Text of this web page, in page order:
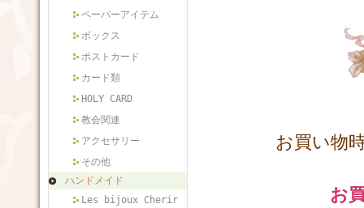
ペーパーアイテム
ボックス
ポストカード
カード類
HOLY CARD
教会関連
アクセサリー
その他
ハンドメイド
Les bijoux Cherir
お買い物
お